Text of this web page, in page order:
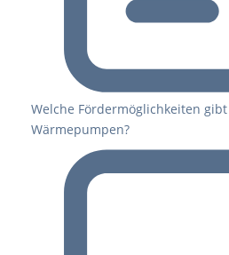
Welche Fördermöglichkeiten
Wärmepumpen?